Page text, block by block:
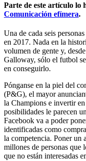
Parte de este artículo lo
Comunicación efímera.
Una de cada seis
en 2017. Nada en la
volumen de gente y,
Galloway, sólo el futbol
en conseguirlo.
Pónganse en la piel del
(P&G), el mayor
la Champions e invertir
posibilidades le parecen
Facebook va a poder
identificadas como
la competencia. Poner un
millones de personas que
que no están interesadas